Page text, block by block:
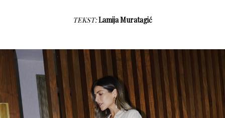
TEKST:Lamija Muratagić